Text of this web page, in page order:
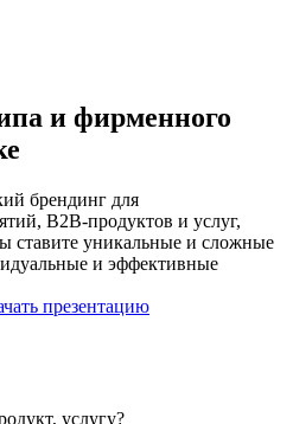
и фирменного
брендинг для
В2В-продуктов и услуг,
ставите уникальные и сложные
и эффективные
презентацию
услугу?